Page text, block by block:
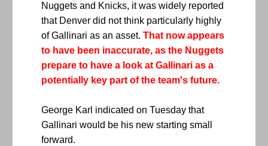
Nuggets and Knicks, it was widely reported
that Denver did not think particularly highly
of Gallinari as an asset. That now appears
to have been inaccurate, as the Nuggets
prepare to have a look at Gallinari as a
potentially key part of the team's future.
George Karl indicated on Tuesday that
Gallinari would be his new starting small
forward.